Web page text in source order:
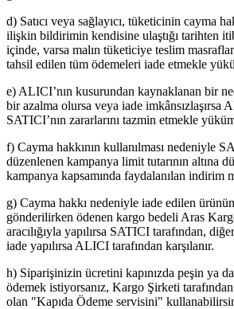
d) Satıcı veya sağlayıcı, tüketicinin cayma
ilişkin bildirimin kendisine ulaştığı tarihten
içinde, varsa malın tüketiciye teslim
tahsil edilen tüm ödemeleri iade etmekle
e) ALICI’nın kusurundan kaynaklanan bir
bir azalma olursa veya iade imkânsızlaşırsa
SATICI’nın zararlarını tazmin etmekle
f) Cayma hakkının kullanılması nedeniyle
düzenlenen kampanya limit tutarının altına
kampanya kapsamında faydalanılan indirim
g) Cayma hakkı nedeniyle iade edilen ürünün
gönderilirken ödenen kargo bedeli Aras
aracılığıyla yapılırsa SATICI tarafından,
iade yapılırsa ALICI tarafından karşılanır.
h) Siparişinizin ücretini kapınızda peşin ya
ödemek istiyorsanız, Kargo Şirketi
olan "Kapıda Ödeme servisini"